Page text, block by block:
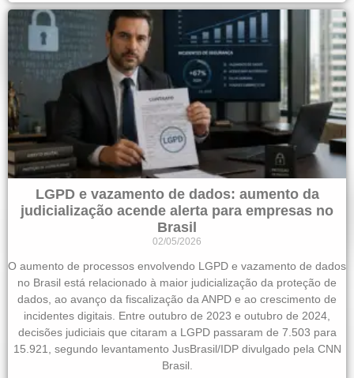
LGPD e vazamento de dados: aumento da
judicialização acende alerta para empresas no
Brasil
02/05/2026
O aumento de processos envolvendo LGPD e vazamento de dados
no Brasil está relacionado à maior judicialização da proteção de
dados, ao avanço da fiscalização da ANPD e ao crescimento de
incidentes digitais. Entre outubro de 2023 e outubro de 2024,
decisões judiciais que citaram a LGPD passaram de 7.503 para
15.921, segundo levantamento JusBrasil/IDP divulgado pela CNN
Brasil.